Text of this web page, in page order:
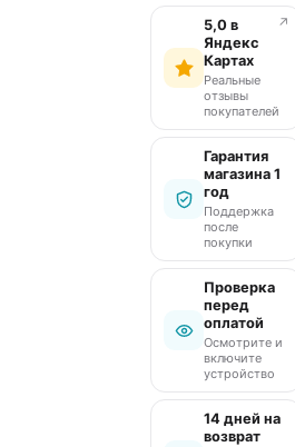
5,0 в
Яндекс
Картах
Реальные
отзывы
покупателей
↗
Гарантия
магазина 1
год
Поддержка
после
покупки
Проверка
перед
оплатой
Осмотрите и
включите
устройство
14 дней на
возврат